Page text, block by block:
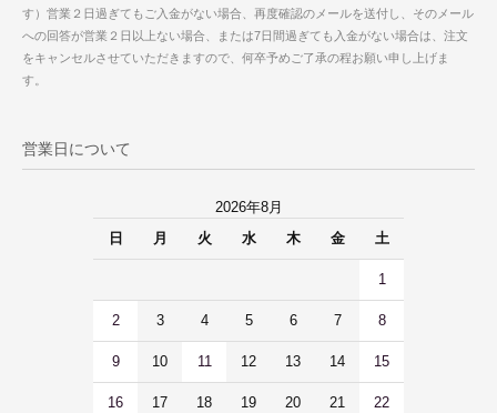
す）営業２日過ぎてもご入金がない場合、再度確認のメールを送付し、そのメール
への回答が営業２日以上ない場合、または7日間過ぎても入金がない場合は、注文
をキャンセルさせていただきますので、何卒予めご了承の程お願い申し上げま
す。
営業日について
2026年8月
日
月 火 水 木 金 土
1
2 3 4 5 6 7 8
9 10 11 12 13 14 15
16 17 18 19 20 21 22